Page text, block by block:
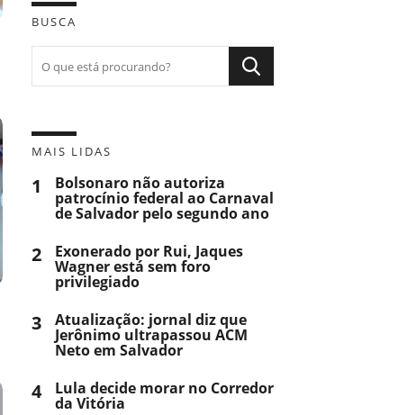
BUSCA
MAIS LIDAS
1 Bolsonaro não autoriza
patrocínio federal ao Carnaval
de Salvador pelo segundo ano
2 Exonerado por Rui, Jaques
Wagner está sem foro
privilegiado
3 Atualização: jornal diz que
Jerônimo ultrapassou ACM
Neto em Salvador
4 Lula decide morar no Corredor
da Vitória